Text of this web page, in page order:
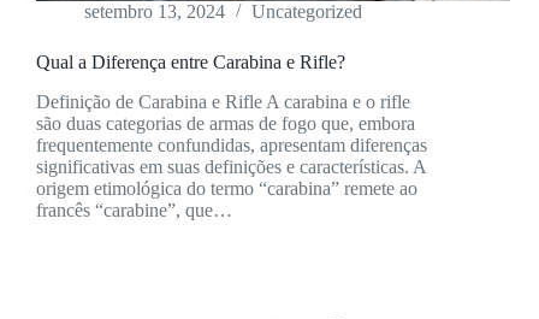
setembro 13, 2024 Uncategorized
Qual a Diferença entre Carabina e Rifle?
Definição de Carabina e Rifle A carabina e o rifle
são duas categorias de armas de fogo que, embora
frequentemente confundidas, apresentam diferenças
significativas em suas definições e características. A
origem etimológica do termo “carabina” remete ao
francês “carabine”, que…